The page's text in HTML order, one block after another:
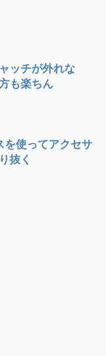
ッチが外れな
も楽ちん
を使ってアクセサ
抜く